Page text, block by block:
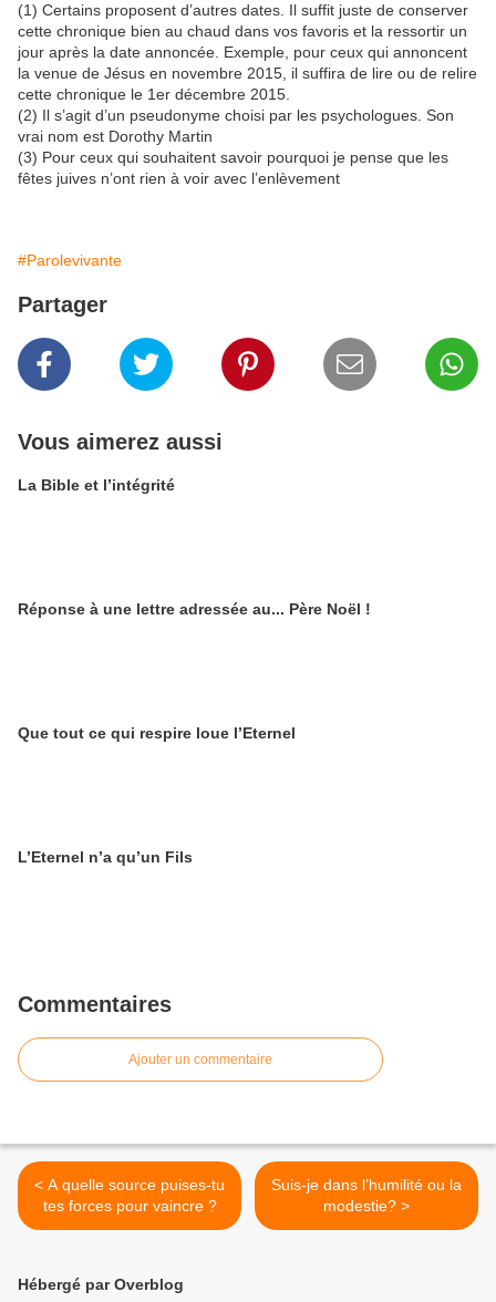
(1) Certains proposent d’autres dates. Il suffit juste de conserver
cette chronique bien au chaud dans vos favoris et la ressortir un
jour après la date annoncée. Exemple, pour ceux qui annoncent
la venue de Jésus en novembre 2015, il suffira de lire ou de relire
cette chronique le 1er décembre 2015.
(2) Il s’agit d’un pseudonyme choisi par les psychologues. Son
vrai nom est Dorothy Martin
(3) Pour ceux qui souhaitent savoir pourquoi je pense que les
fêtes juives n’ont rien à voir avec l’enlèvement
#Parolevivante
Partager
Vous aimerez aussi
La Bible et l’intégrité
Réponse à une lettre adressée au... Père Noël !
Que tout ce qui respire loue l’Eternel
L’Eternel n’a qu’un Fils
Commentaires
Ajouter un commentaire
< A quelle source puises-tu
tes forces pour vaincre ?
Suis-je dans l’humilité ou la
modestie? >
Hébergé par Overblog